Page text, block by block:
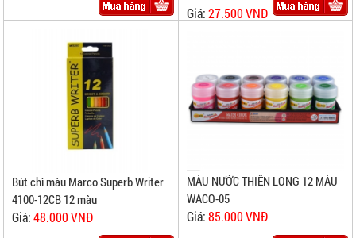
Giá:27.500 VNĐ
Bút chì màu Marco Superb Writer
4100-12CB 12 màu
Giá:48.000 VNĐ
MÀU NƯỚC THIÊN LONG 12 MÀU
WACO-05
Giá:85.000 VNĐ